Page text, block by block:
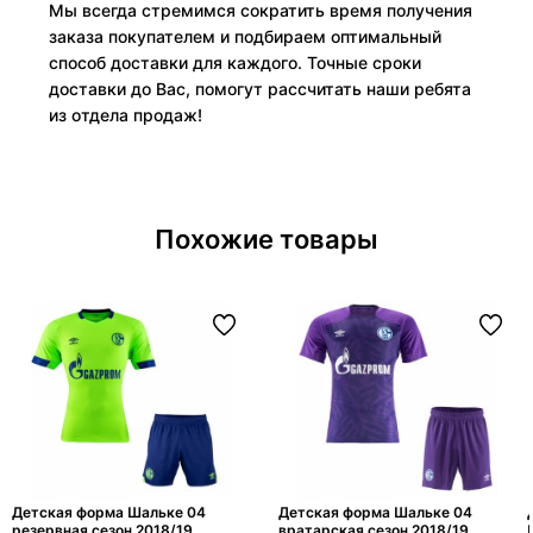
Мы всегда стремимся сократить время получения
заказа покупателем и подбираем оптимальный
способ доставки для каждого. Точные сроки
доставки до Вас, помогут рассчитать наши ребята
из отдела продаж!
Похожие товары
Детская форма Шальке 04
Детская форма Шальке 04